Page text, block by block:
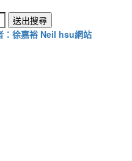
送出搜尋
徐嘉裕 Neil hsu網站